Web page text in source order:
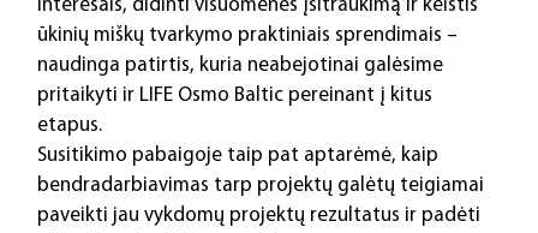
interesais, didinti visuomenės įsitraukimą ir keistis
ūkinių miškų tvarkymo praktiniais sprendimais –
naudinga patirtis, kuria neabejotinai galėsime
pritaikyti ir LIFE Osmo Baltic pereinant į kitus
etapus.
Susitikimo pabaigoje taip pat aptarėmė, kaip
bendradarbiavimas tarp projektų galėtų teigiamai
paveikti jau vykdomų projektų rezultatus ir padėti